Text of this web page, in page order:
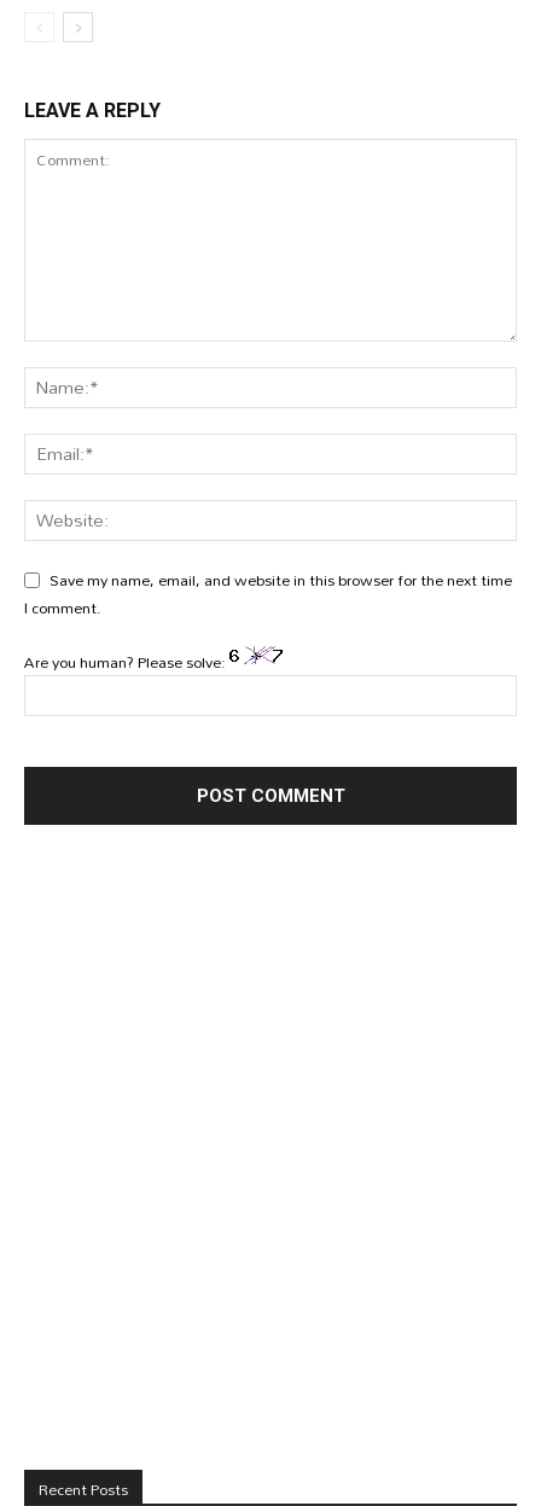
LEAVE A REPLY
Save my name, email, and website in this browser for the next time
I comment.
Are you human? Please solve:
Recent Posts